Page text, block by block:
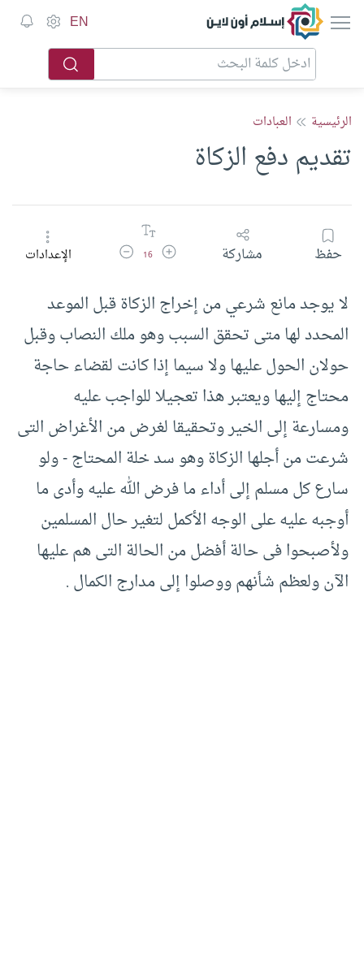
إسلام أون لاين EN
الرئيسية العبادات
تقديم دفع الزكاة
حفظ مشاركة زيادة حجم الخط
16 تقليل حجم الخطالإعدادات
لا يوجد مانع شرعي من إخراج الزكاة قبل الموعد
المحدد لها متى تحقق السبب وهو ملك النصاب وقبل
حولان الحول عليها ولا سيما إذا كانت لقضاء حاجة
محتاج إليها ويعتبر هذا تعجيلا للواجب عليه
ومسارعة إلى الخير وتحقيقا لغرض من الأغراض التى
شرعت من أجلها الزكاة وهو سد خلة المحتاج -‏ ولو
سارع كل مسلم إلى أداء ما فرض الله عليه وأدى ما
أوجبه عليه على الوجه الأكمل لتغير حال المسلمين
ولأصبحوا فى حالة أفضل من الحالة التى هم عليها
الآن ولعظم شأنهم ووصلوا إلى مدارج الكمال .‏